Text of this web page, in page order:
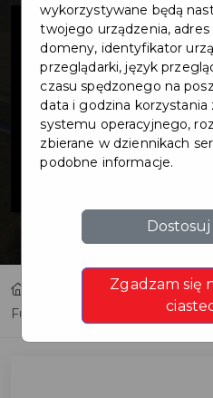
2027
Fundusze
Fundusze Europejskie dla
wykorzystywane będą
twojego urządzenia, adres
domeny, identyfikator
przeglądarki, język
czasu spędzonego na
data i godzina korzystania
systemu operacyjnego,
zbierane w dziennikach
podobne informacje.
Zgadzam się